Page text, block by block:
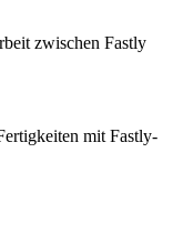
zwischen Fastly
mit Fastly-